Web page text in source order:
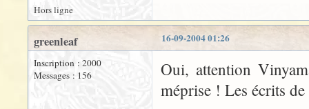
Hors ligne
16-09-2004 01:26
greenleaf
Inscription : 2000
Messages : 156
Oui, attention
méprise ! Les écrits